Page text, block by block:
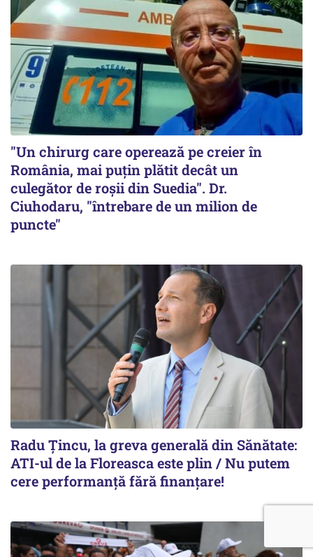
"Un chirurg care operează pe creier în
România, mai puțin plătit decât un
culegător de roșii din Suedia". Dr.
Ciuhodaru, "întrebare de un milion de
puncte"
Radu Țincu, la greva generală din Sănătate:
ATI-ul de la Floreasca este plin / Nu putem
cere performanță fără finanțare!